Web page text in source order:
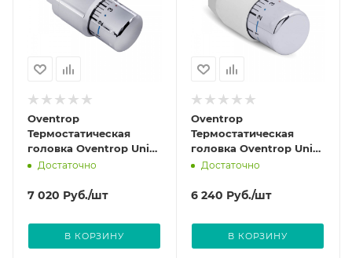
Oventrop
Термостатическая
головка Oventrop Uni
SH хромированный art
Достаточно
7 020 Руб./шт
В КОРЗИНУ
Oventrop
Термостатическая
головка Oventrop Uni
SH art 1012065
Достаточно
6 240 Руб./шт
В КОРЗИНУ